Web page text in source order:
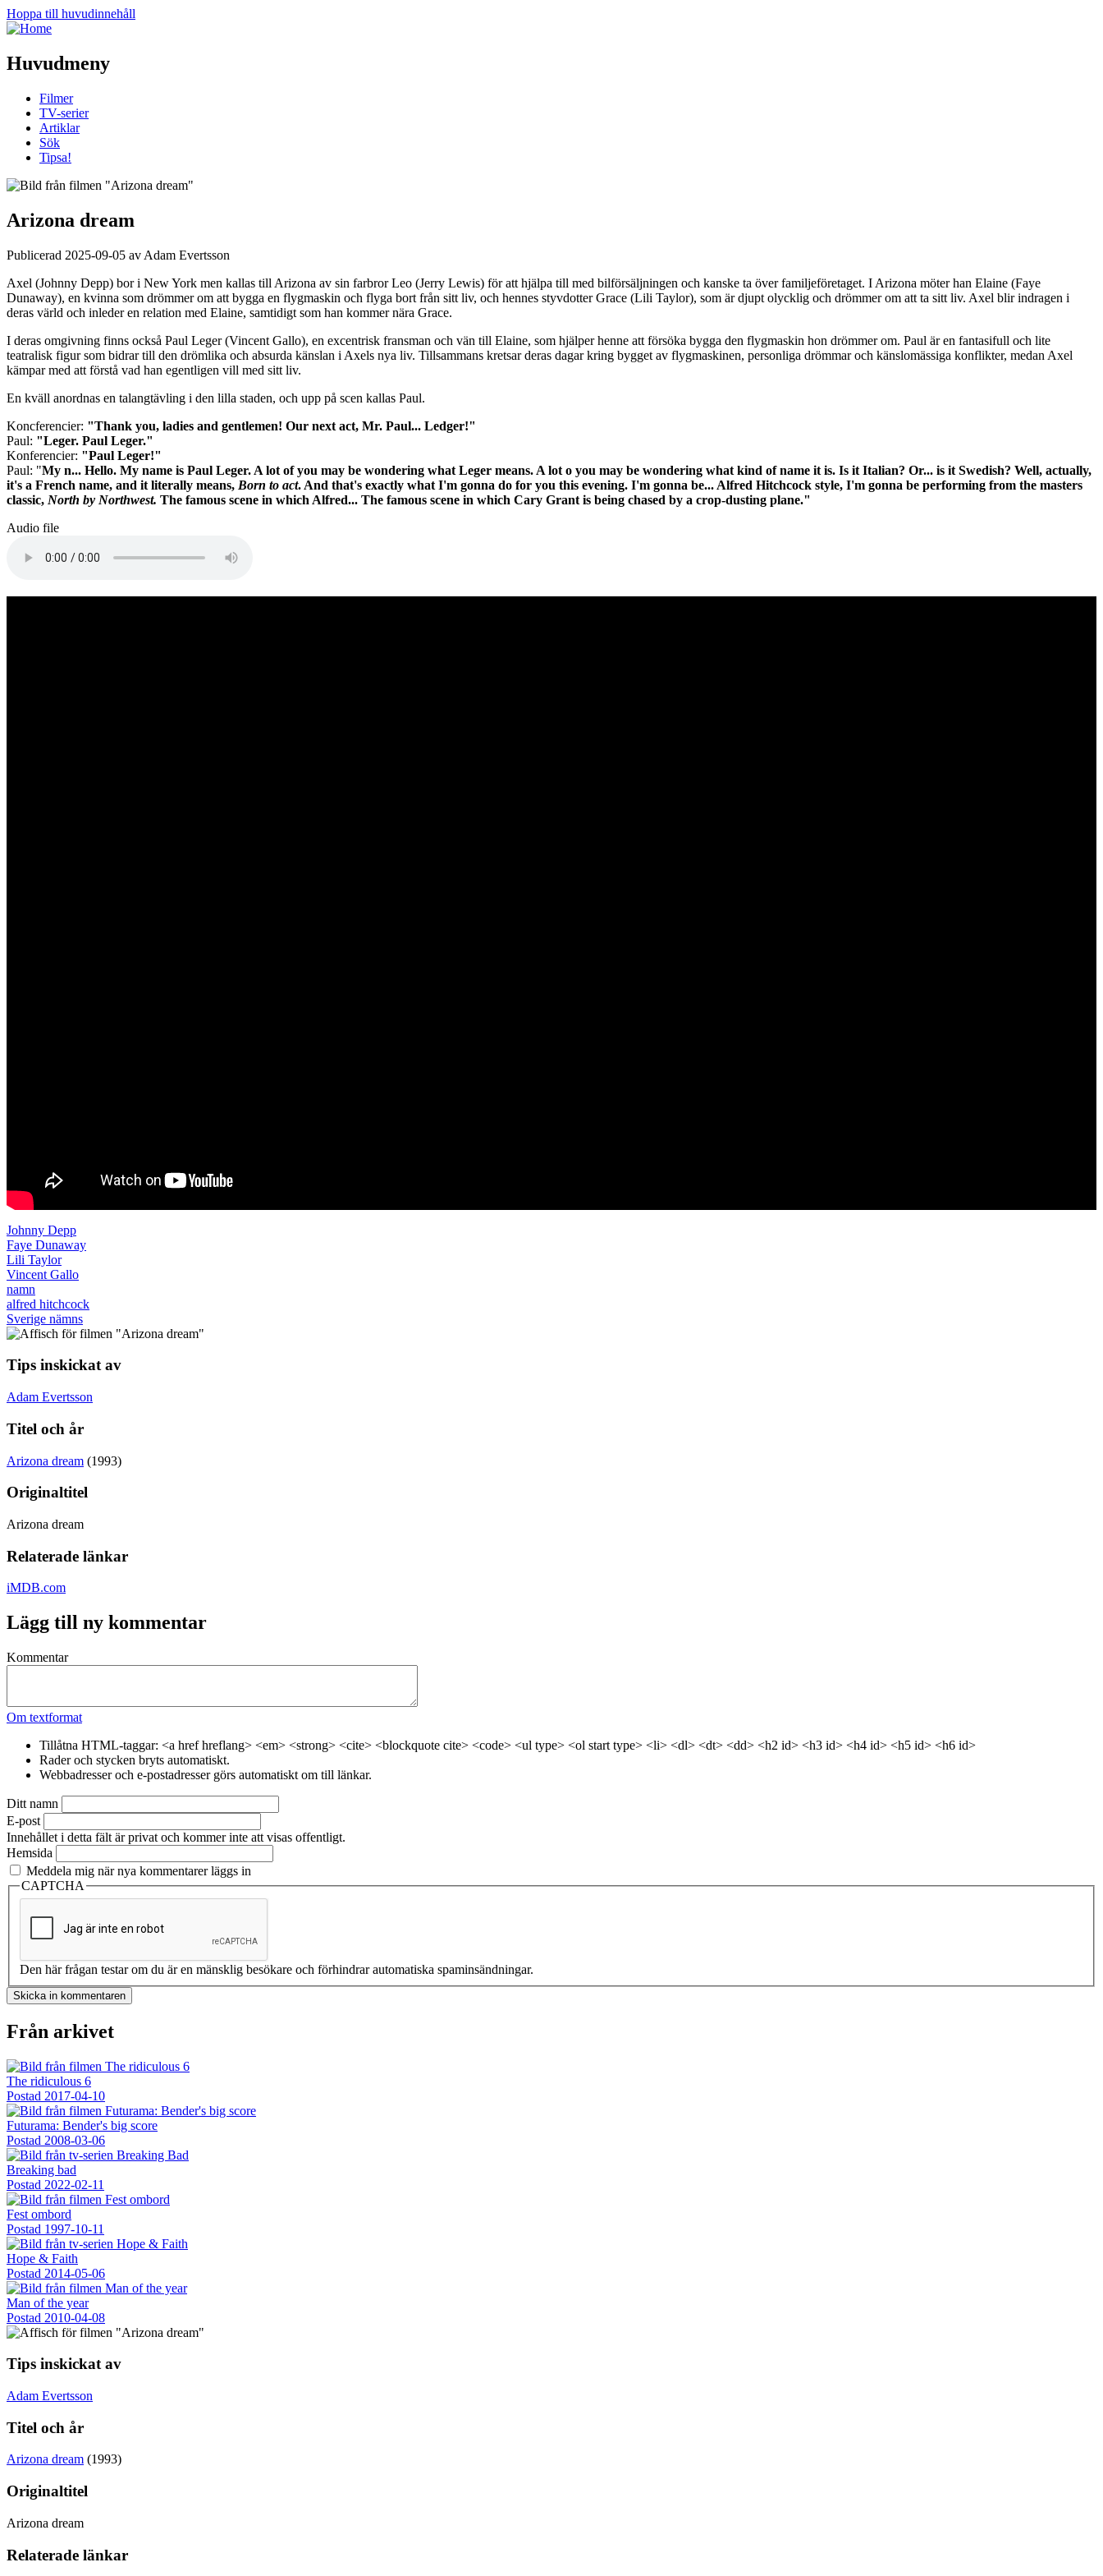
Hoppa till huvudinnehåll
Huvudmeny
Filmer
TV-serier
Artiklar
Sök
Tipsa!
Arizona dream
Publicerad 2025-09-05 av Adam Evertsson
Axel (Johnny Depp) bor i New York men kallas till Arizona av sin farbror Leo (Jerry Lewis) för att hjälpa till med bilförsäljningen och kanske ta över familjeföretaget. I Arizona möter han Elaine (Faye
Dunaway), en kvinna som drömmer om att bygga en flygmaskin och flyga bort från sitt liv, och hennes styvdotter Grace (Lili Taylor), som är djupt olycklig och drömmer om att ta sitt liv. Axel blir indragen i
deras värld och inleder en relation med Elaine, samtidigt som han kommer nära Grace.
I deras omgivning finns också Paul Leger (Vincent Gallo), en excentrisk fransman och vän till Elaine, som hjälper henne att försöka bygga den flygmaskin hon drömmer om. Paul är en fantasifull och lite
teatralisk figur som bidrar till den drömlika och absurda känslan i Axels nya liv. Tillsammans kretsar deras dagar kring bygget av flygmaskinen, personliga drömmar och känslomässiga konflikter, medan Axel
kämpar med att förstå vad han egentligen vill med sitt liv.
En kväll anordnas en talangtävling i den lilla staden, och upp på scen kallas Paul.
Koncferencier: "Thank you, ladies and gentlemen! Our next act, Mr. Paul... Ledger!"
Paul: "Leger. Paul Leger."
Konferencier: "Paul Leger!"
Paul: "My n... Hello. My name is Paul Leger. A lot of you may be wondering what Leger means. A lot o you may be wondering what kind of name it is. Is it Italian? Or... is it Swedish? Well, actually,
it's a French name, and it literally means, Born to act. And that's exactly what I'm gonna do for you this evening. I'm gonna be... Alfred Hitchcock style, I'm gonna be performing from the masters
classic, North by Northwest. The famous scene in which Alfred... The famous scene in which Cary Grant is being chased by a crop-dusting plane."
Audio file
Johnny Depp
Faye Dunaway
Lili Taylor
Vincent Gallo
namn
alfred hitchcock
Sverige nämns
Tips inskickat av
Adam Evertsson
Titel och år
Arizona dream (1993)
Originaltitel
Arizona dream
Relaterade länkar
iMDB.com
Lägg till ny kommentar
Kommentar
Om textformat
Tillåtna HTML-taggar: <a href hreflang> <em> <strong> <cite> <blockquote cite> <code> <ul type> <ol start type> <li> <dl> <dt> <dd> <h2 id> <h3 id> <h4 id> <h5 id> <h6 id>
Rader och stycken bryts automatiskt.
Webbadresser och e-postadresser görs automatiskt om till länkar.
Ditt namn
E-post
Innehållet i detta fält är privat och kommer inte att visas offentligt.
Hemsida
Meddela mig när nya kommentarer läggs in
CAPTCHA
Den här frågan testar om du är en mänsklig besökare och förhindrar automatiska spaminsändningar.
Från arkivet
The ridiculous 6
Postad 2017-04-10
Futurama: Bender's big score
Postad 2008-03-06
Breaking bad
Postad 2022-02-11
Fest ombord
Postad 1997-10-11
Hope & Faith
Postad 2014-05-06
Man of the year
Postad 2010-04-08
Tips inskickat av
Adam Evertsson
Titel och år
Arizona dream (1993)
Originaltitel
Arizona dream
Relaterade länkar